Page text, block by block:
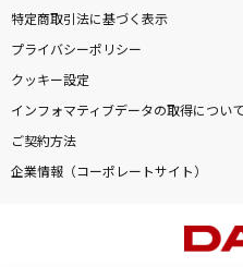
特定商取引法に基づく表示
プライバシーポリシー
クッキー設定
インフォマティブデータの取得について
ご契約方法
企業情報（コーポレートサイト）